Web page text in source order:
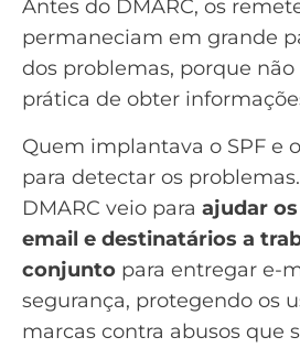
Antes do DMARC, os
permaneciam em grande
dos problemas, porque
prática de obter
Quem implantava o SPF e
para detectar os
DMARC veio para ajudar
email e destinatários a
conjunto para entregar e-
segurança, protegendo os
marcas contra abusos que